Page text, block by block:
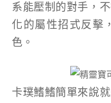
系能壓制的對手，
化的屬性招式反擊
色。
卡璞鰭鰭簡單來說